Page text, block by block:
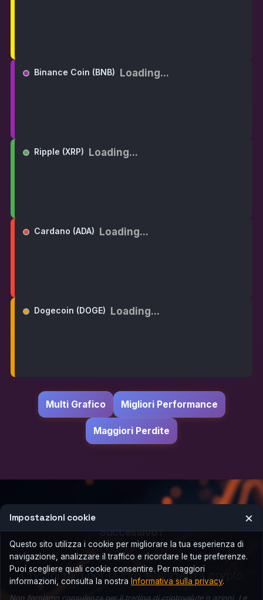
Binance Coin (BNB) Loading...
Ripple (XRP) Loading...
Cardano (ADA) Loading...
Dogecoin (DOGE) Loading...
Multi Grafico Migliori Performance
Maggiori Perdite
Pronto a Portare il Tuo Gioco Crypto al Livello
Successivo?
Unisciti a migliaia di trader che si fidano di
CryptoLuxo per la loro intelligenza crypto
Impostazioni cookie ×
Questo sito utilizza i cookie per migliorare la tua esperienza di
navigazione, analizzare il traffico e ricordare le tue preferenze.
Puoi scegliere quali cookie consentire. Per maggiori
informazioni, consulta la nostra Informativa sulla privacy.
Non forniamo consulenza per il trading di criptovalute o azioni. Le